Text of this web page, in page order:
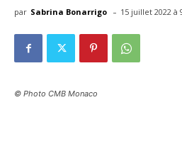
par Sabrina Bonarrigo - 15 juillet 2022 à
© Photo CMB Monaco